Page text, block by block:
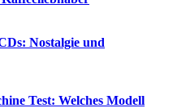
Nostalgie und
Test: Welches Modell